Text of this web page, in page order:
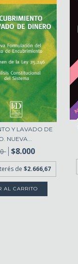
Y LAVADO DE
NUEVA...
$8.000
de$2.666,67